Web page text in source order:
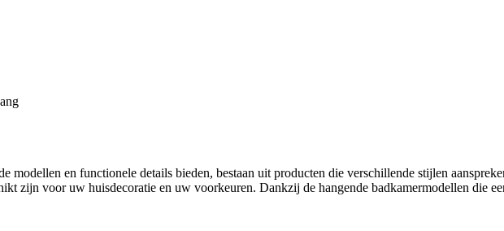
modellen en functionele details bieden, bestaan ​​uit producten die verschillende stijlen
zijn voor uw huisdecoratie en uw voorkeuren. Dankzij de hangende badkamermodellen die